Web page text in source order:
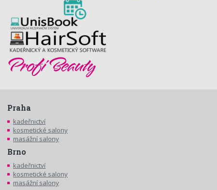
Praha
kadeřnictví
kosmetické salony
masážní salony
Brno
kadeřnictví
kosmetické salony
masážní salony